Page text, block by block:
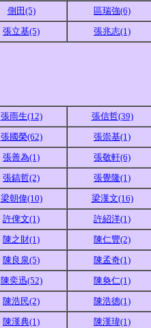
側田(5)
區瑞強(6)
張立基(5) 張兆志(1)
張雨生(12)
張信哲(39)
張國榮(62)
張崇基(1)
張善為(1)
張敬軒(6)
張鎬哲(2)
張覺隆(1)
梁朝偉(10)
梁漢文(16)
許俾文(1)
許紹洋(1)
陳之財(1)
陳仁豐(2)
陳良泉(5)
陳孟奇(1)
陳奕迅(52)
陳奐仁(1)
陳浩民(2)
陳浩德(1)
陳漢典(1)
陳漢瑋(1)